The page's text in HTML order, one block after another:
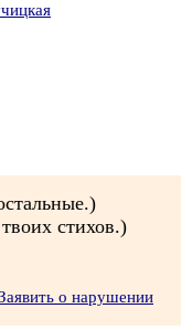
стихов.)
о нарушении